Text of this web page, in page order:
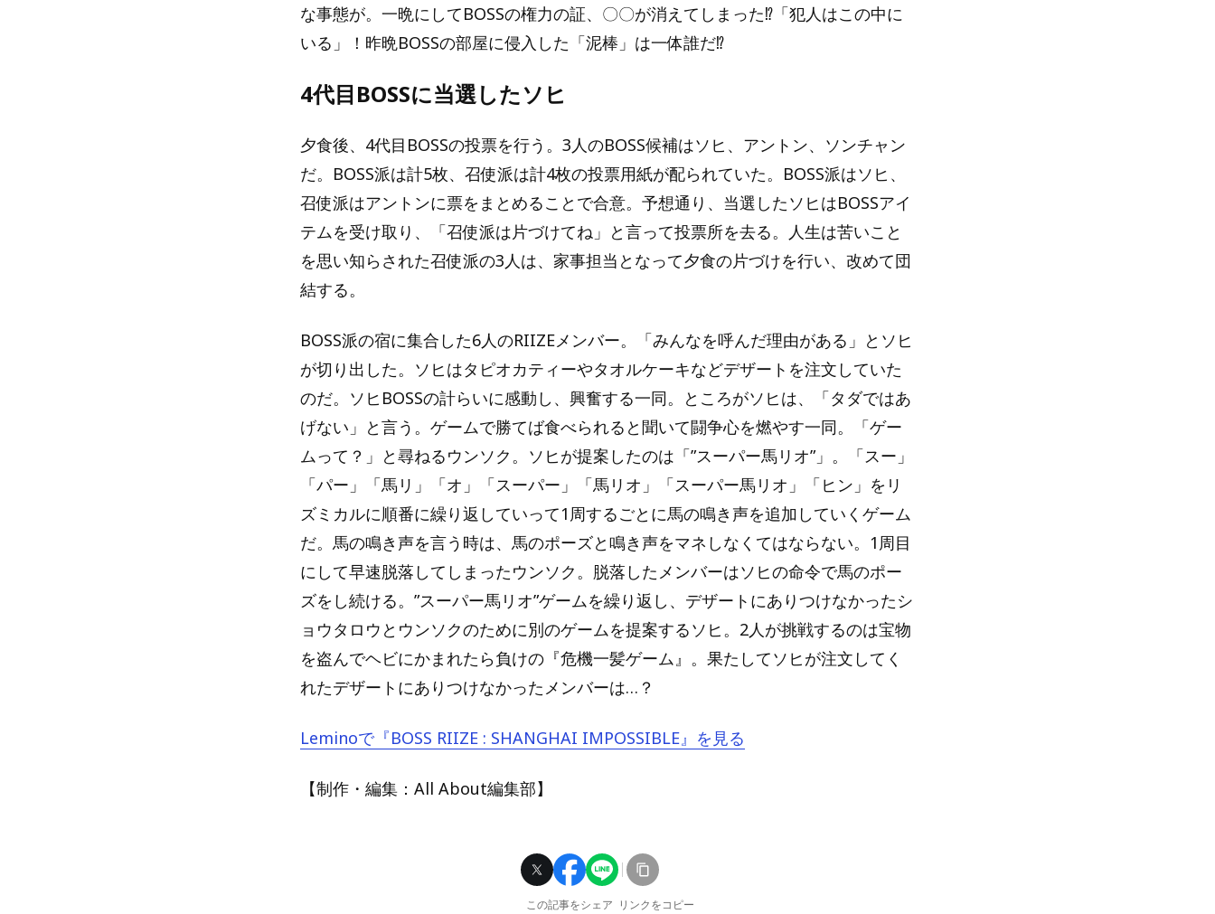
な事態が。一晩にしてBOSSの権力の証、〇〇が消えてしまった⁉「犯人はこの中に
いる」！昨晩BOSSの部屋に侵入した「泥棒」は一体誰だ⁉
4代目BOSSに当選したソヒ
夕食後、4代目BOSSの投票を行う。3人のBOSS候補はソヒ、アントン、ソンチャン
だ。BOSS派は計5枚、召使派は計4枚の投票用紙が配られていた。BOSS派はソヒ、
召使派はアントンに票をまとめることで合意。予想通り、当選したソヒはBOSSアイ
テムを受け取り、「召使派は片づけてね」と言って投票所を去る。人生は苦いこと
を思い知らされた召使派の3人は、家事担当となって夕食の片づけを行い、改めて団
結する。
BOSS派の宿に集合した6人のRIIZEメンバー。「みんなを呼んだ理由がある」とソヒ
が切り出した。ソヒはタピオカティーやタオルケーキなどデザートを注文していた
のだ。ソヒBOSSの計らいに感動し、興奮する一同。ところがソヒは、「タダではあ
げない」と言う。ゲームで勝てば食べられると聞いて闘争心を燃やす一同。「ゲー
ムって？」と尋ねるウンソク。ソヒが提案したのは「”スーパー馬リオ”」。「スー」
「パー」「馬リ」「オ」「スーパー」「馬リオ」「スーパー馬リオ」「ヒン」をリ
ズミカルに順番に繰り返していって1周するごとに馬の鳴き声を追加していくゲーム
だ。馬の鳴き声を言う時は、馬のポーズと鳴き声をマネしなくてはならない。1周目
にして早速脱落してしまったウンソク。脱落したメンバーはソヒの命令で馬のポー
ズをし続ける。”スーパー馬リオ”ゲームを繰り返し、デザートにありつけなかったシ
ョウタロウとウンソクのために別のゲームを提案するソヒ。2人が挑戦するのは宝物
を盗んでヘビにかまれたら負けの『危機一髪ゲーム』。果たしてソヒが注文してく
れたデザートにありつけなかったメンバーは…？
Leminoで『BOSS RIIZE : SHANGHAI IMPOSSIBLE』を見る
【制作・編集：All About編集部】
この記事をシェア リンクをコピー